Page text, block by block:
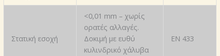
Στατική εσοχή
<0,01 mm – χωρίς
ορατές αλλαγές.
Δοκιμή με ευθύ
κυλινδρικό χάλυβα
EN 433